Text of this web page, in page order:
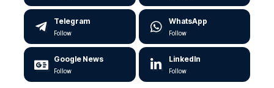
Telegram
Follow
WhatsApp
Follow
Google News
Follow
LinkedIn
Follow